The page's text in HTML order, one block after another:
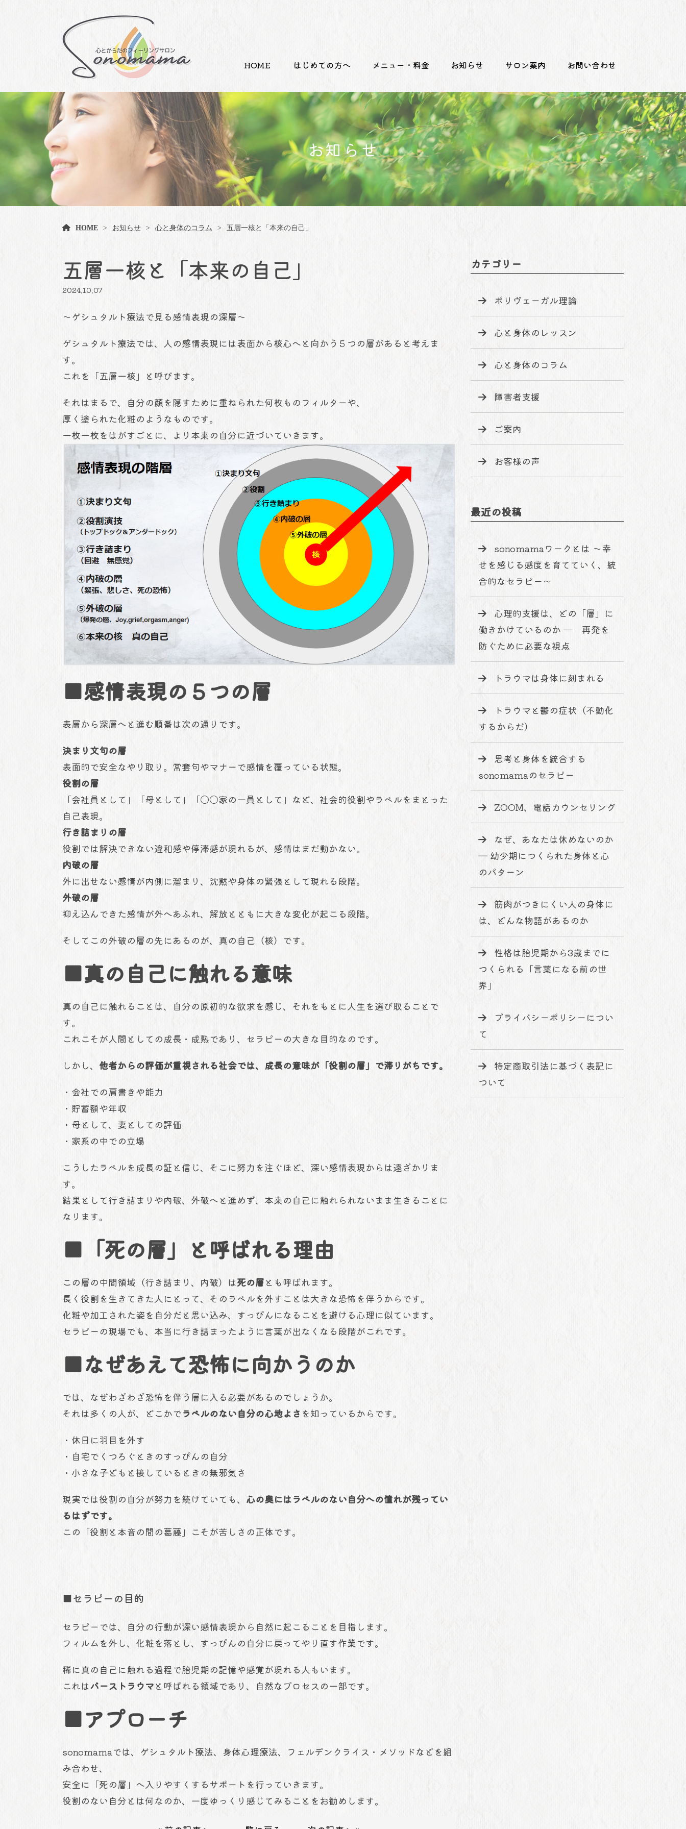
HOME はじめての方へ メニュー・料金 お知らせ サロン案内 お問い合わせ
お知らせ
HOME お知らせ 心と身体のコラム 五層一核と「本来の自己」
五層一核と「本来の自己」
2024.10.07
～ゲシュタルト療法で見る感情表現の深層～
ゲシュタルト療法では、人の感情表現には表面から核心へと向かう５つの層があると考えま
す。
これを「五層一核」と呼びます。
それはまるで、自分の顔を隠すために重ねられた何枚ものフィルターや、
厚く塗られた化粧のようなものです。
一枚一枚をはがすごとに、より本来の自分に近づいていきます。
■感情表現の５つの層
表層から深層へと進む順番は次の通りです。
決まり文句の層
表面的で安全なやり取り。常套句やマナーで感情を覆っている状態。
役割の層
「会社員として」「母として」「〇〇家の一員として」など、社会的役割やラベルをまとった
自己表現。
行き詰まりの層
役割では解決できない違和感や停滞感が現れるが、感情はまだ動かない。
内破の層
外に出せない感情が内側に溜まり、沈黙や身体の緊張として現れる段階。
外破の層
抑え込んできた感情が外へあふれ、解放とともに大きな変化が起こる段階。
そしてこの外破の層の先にあるのが、真の自己（核）です。
■真の自己に触れる意味
真の自己に触れることは、自分の原初的な欲求を感じ、それをもとに人生を選び取ることで
す。
これこそが人間としての成長・成熟であり、セラピーの大きな目的なのです。
しかし、 他者からの評価が重視される社会では、成長の意味が「役割の層」で滞りがちです。
・会社での肩書きや能力
・貯蓄額や年収
・母として、妻としての評価
・家系の中での立場
こうしたラベルを成長の証と信じ、そこに努力を注ぐほど、深い感情表現からは遠ざかりま
す。
結果として行き詰まりや内破、外破へと進めず、本来の自己に触れられないまま生きることに
なります。
■「死の層」と呼ばれる理由
この層の中間領域（行き詰まり、内破）は死の層とも呼ばれます。
長く役割を生きてきた人にとって、そのラベルを外すことは大きな恐怖を伴うからです。
化粧や加工された姿を自分だと思い込み、すっぴんになることを避ける心理に似ています。
セラピーの現場でも、本当に行き詰まったように言葉が出なくなる段階がこれです。
■なぜあえて恐怖に向かうのか
では、なぜわざわざ恐怖を伴う層に入る必要があるのでしょうか。
それは多くの人が、どこかでラベルのない自分の心地よさ を知っているからです。
・休日に羽目を外す
・自宅でくつろぐときのすっぴんの自分
・小さな子どもと接しているときの無邪気さ
現実では役割の自分が努力を続けていても、 心の奥にはラベルのない自分への憧れが残ってい
るはずです。
この「役割と本音の間の葛藤」こそが苦しさの正体です。
■セラピーの目的
セラピーでは、自分の行動が深い感情表現から自然に起こることを目指します。
フィルムを外し、化粧を落とし、すっぴんの自分に戻ってやり直す作業です。
稀に真の自己に触れる過程で胎児期の記憶や感覚が現れる人もいます。
これはバーストラウマと呼ばれる領域であり、自然なプロセスの一部です。
■アプローチ
sonomamaでは、ゲシュタルト療法、身体心理療法、フェルデンクライス・メソッドなどを組
み合わせ、
安全に「死の層」へ入りやすくするサポートを行っていきます。
役割のない自分とは何なのか、一度ゆっくり感じてみることをお勧めします。
カテゴリー
ポリヴェーガル理論
心と身体のレッスン
心と身体のコラム
障害者支援
ご案内
お客様の声
最近の投稿
sonomamaワークとは 〜幸
せを感じる感度を育てていく、統
合的なセラピー〜
心理的支援は、どの「層」に
働きかけているのか ─ 再発を
防ぐために必要な視点
トラウマは身体に刻まれる
トラウマと鬱の症状（不動化
するからだ）
思考と身体を統合する
sonomamaのセラピー
ZOOM、電話カウンセリング
なぜ、あなたは休めないのか
― 幼少期につくられた身体と心
のパターン
筋肉がつきにくい人の身体に
は、どんな物語があるのか
性格は胎児期から3歳までに
つくられる「言葉になる前の世
界」
プライバシーポリシーについ
て
特定商取引法に基づく表記に
ついて